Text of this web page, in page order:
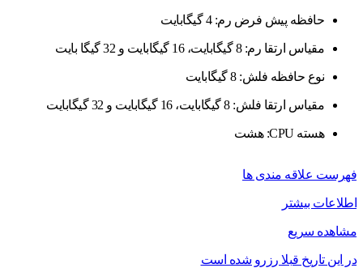
حافظه پیش فرض رم: 4 گیگابایت
مقیاس ارتقا رم: 8 گیگابایت، 16 گیگابایت و 32 گیگا بایت
نوع حافظه فلش: 8 گیگابایت
مقیاس ارتقا فلش: 8 گیگابایت، 16 گیگابایت و 32 گیگابایت
هسته CPU: هشت
فهرست علاقه مندی ها
اطلاعات بیشتر
مشاهده سریع
در این تاریخ قبلا رزرو شده است